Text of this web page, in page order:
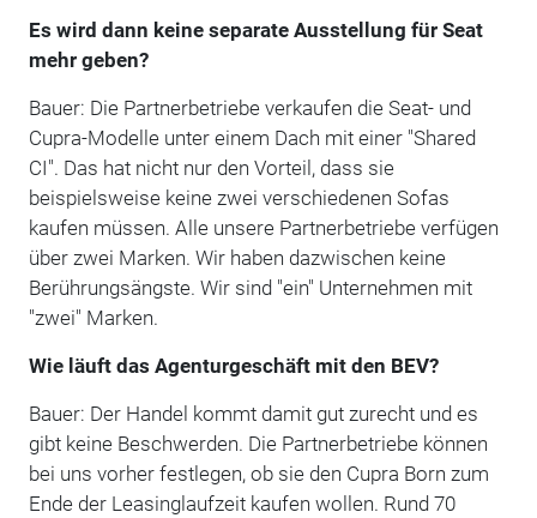
Es wird dann keine separate Ausstellung für Seat
mehr geben?
Bauer: Die Partnerbetriebe verkaufen die Seat- und
Cupra-Modelle unter einem Dach mit einer "Shared
CI". Das hat nicht nur den Vorteil, dass sie
beispielsweise keine zwei verschiedenen Sofas
kaufen müssen. Alle unsere Partnerbetriebe verfügen
über zwei Marken. Wir haben dazwischen keine
Berührungsängste. Wir sind "ein" Unternehmen mit
"zwei" Marken.
Wie läuft das Agenturgeschäft mit den BEV?
Bauer: Der Handel kommt damit gut zurecht und es
gibt keine Beschwerden. Die Partnerbetriebe können
bei uns vorher festlegen, ob sie den Cupra Born zum
Ende der Leasinglaufzeit kaufen wollen. Rund 70